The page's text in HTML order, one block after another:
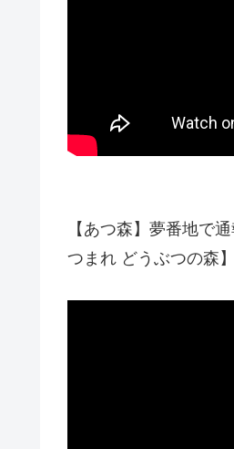
【あつ森】夢番地で
つまれ どうぶつの森